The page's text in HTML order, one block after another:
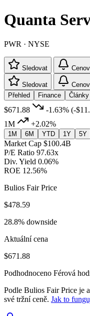
Quanta
PWR · NYSE
Sledovat
Sledovat
Přehled
Finance Články
$671.88 -1.63% (-
1M
+2.02%
1M 6M YTD 1Y 5Y
Market Cap $100.4B
P/E Ratio 97.63x
Div. Yield 0.06%
ROE 12.56%
Bulios Fair Price
$478.59
28.8% downside
Aktuální cena
$671.88
Podhodnoceno Férová
Podle Bulios Fair Price je
své tržní ceně. Jak to